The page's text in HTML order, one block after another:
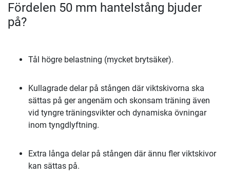
Fördelen 50 mm hantelstång bjuder
på?
Tål högre belastning (mycket brytsäker).
Kullagrade delar på stången där viktskivorna ska
sättas på ger angenäm och skonsam träning även
vid tyngre träningsvikter och dynamiska övningar
inom tyngdlyftning.
Extra långa delar på stången där ännu fler viktskivor
kan sättas på.